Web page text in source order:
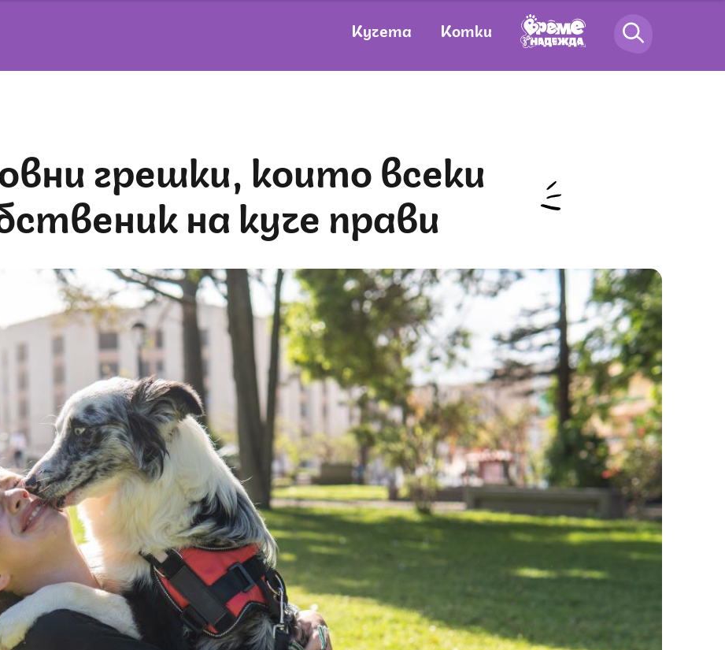
Кучета Котки
на куче прави